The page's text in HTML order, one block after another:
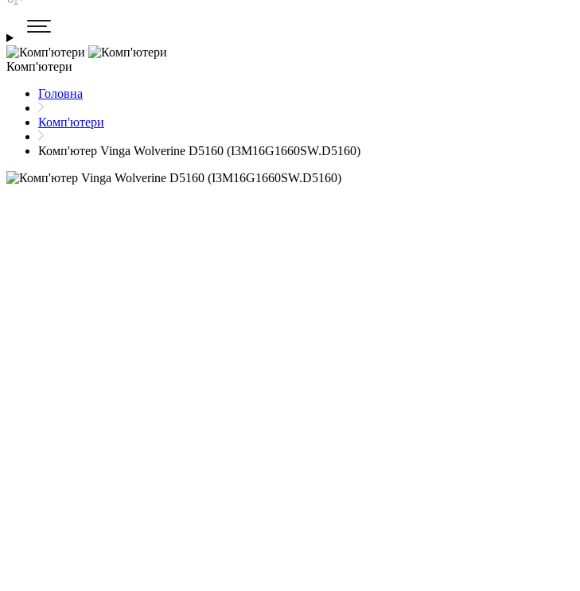
Комп'ютери
Головна
Комп'ютери
Комп'ютер Vinga Wolverine D5160 (I3M16G1660SW.D5160)